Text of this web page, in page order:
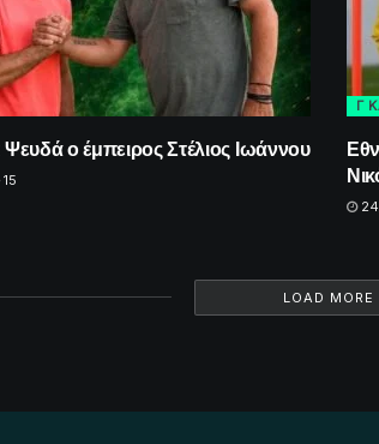
ο έμπειρος Στέλιος Ιωάννου
15
Γ
LOAD MORE